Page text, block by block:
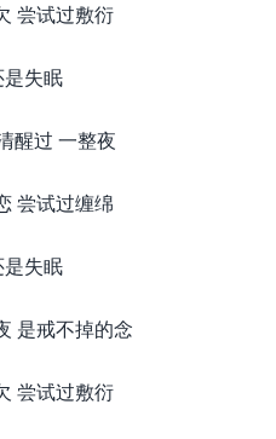
尝试过敷衍
失眠
醒过 一整夜
尝试过缠绵
失眠
是戒不掉的念
尝试过敷衍